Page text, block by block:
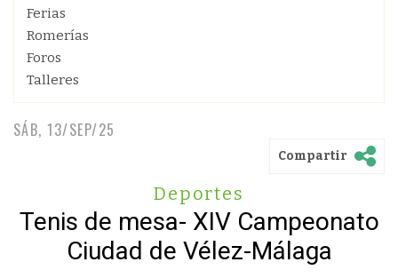
Ferias
Romerías
Foros
Talleres
SÁB, 13/SEP/25
Compartir
Deportes
Tenis de mesa- XIV Campeonato
Ciudad de Vélez-Málaga